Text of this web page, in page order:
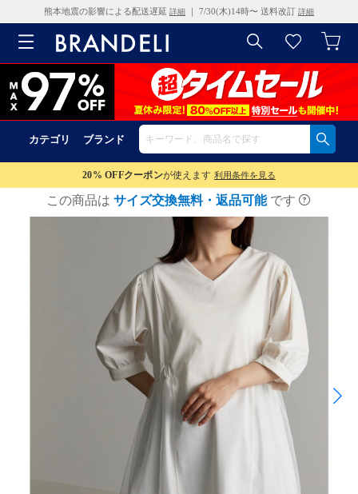
熊本地震の影響による配送遅延 詳細 ｜ 7/30(木)14時〜 送料改訂 詳細
カテゴリ ブランド
20% OFFクーポンが使えます 利用条件を見る
この商品は サイズ交換無料・返品可能 です